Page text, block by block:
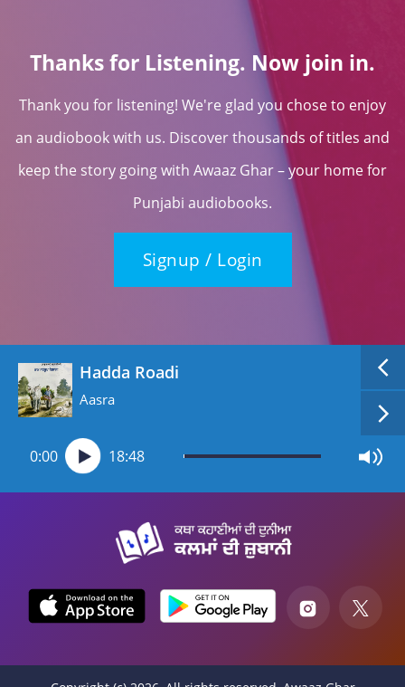
Thanks for Listening. Now join in.
Thank you for listening! We're glad you chose to enjoy
an audiobook with us. Discover thousands of titles and
keep the story going with Awaaz Ghar – your home for
Punjabi audiobooks.
Signup / Login
Hadda Roadi
Aasra
0:00 18:48